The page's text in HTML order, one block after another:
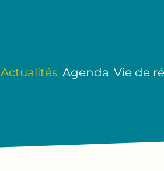
Actualités Agenda Vie de